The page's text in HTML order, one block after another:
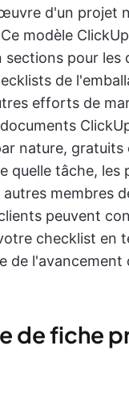
d'un projet
modèle
pour les
de
efforts de
nature, gratuits
quelle tâche, les
membres
peuvent
checklist en
de l'avancement
de fiche